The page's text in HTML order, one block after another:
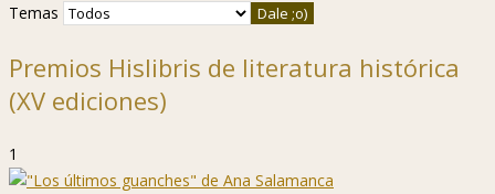
Temas
Premios Hislibris de literatura histórica
(XV ediciones)
1